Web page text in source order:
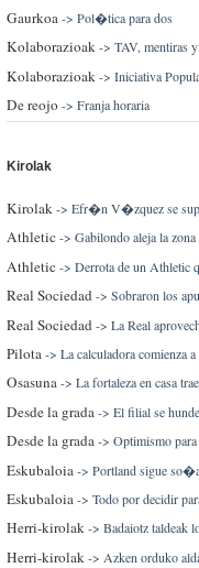
Gaurkoa-> Pol�tica para dos
Kolaborazioak-> TAV, mentiras
Kolaborazioak-> Iniciativa
De reojo -> Franja horaria
Kirolak
Kirolak-> Efr�n V�zquez se
Athletic-> Gabilondo aleja la
Athletic-> Derrota de un Athletic
Real Sociedad-> Sobraron los
Real Sociedad -> La Real
Pilota-> La calculadora comienza
Osasuna-> La fortaleza en casa
Desde la grada-> El filial se
Desde la grada-> Optimismo
Eskubaloia -> Portland sigue
Eskubaloia-> Todo por decidir
Herri-kirolak-> Badaiotz taldeak
Herri-kirolak-> Azken orduko